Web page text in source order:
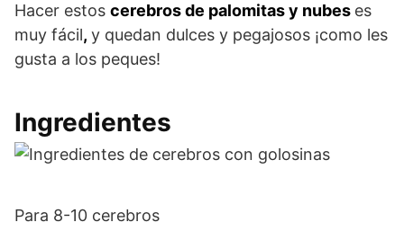
Hacer estos cerebros de palomitas y nubes es
muy fácil, y quedan dulces y pegajosos ¡como les
gusta a los peques!
Ingredientes
Para 8-10 cerebros